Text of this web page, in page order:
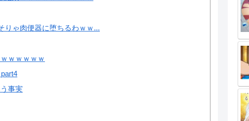
りゃ肉便器に堕ちるわｗｗ...
ｗｗｗｗｗ
事実